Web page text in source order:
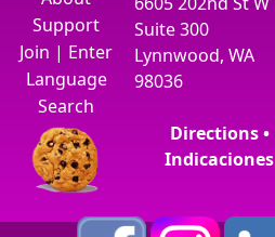
Support
Join | Enter
Language
Search
Suite 300
Lynnwood, WA
98036
Directions •
Indicaciones